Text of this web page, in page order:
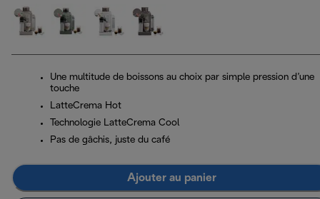
Une multitude de boissons au choix par simple pression d’une
touche
LatteCrema Hot
Technologie LatteCrema Cool
Pas de gâchis, juste du café
Ajouter au panier